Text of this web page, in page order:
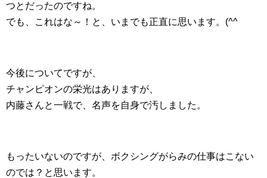
つとだったのですね。
でも、これはな～！と、いまでも正直に思います。(^^ゞ
今後についてですが、
チャンピオンの栄光はありますが、
内藤さんと一戦で、名声を自身で汚しました。
もったいないのですが、ボクシングがらみの仕事はこない
のでは？と思います。